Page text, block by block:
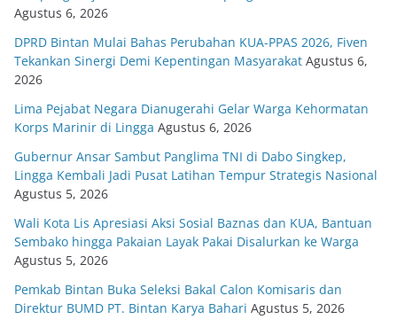
Agustus 6, 2026
DPRD Bintan Mulai Bahas Perubahan KUA-PPAS 2026, Fiven
Tekankan Sinergi Demi Kepentingan Masyarakat Agustus 6,
2026
Lima Pejabat Negara Dianugerahi Gelar Warga Kehormatan
Korps Marinir di Lingga Agustus 6, 2026
Gubernur Ansar Sambut Panglima TNI di Dabo Singkep,
Lingga Kembali Jadi Pusat Latihan Tempur Strategis Nasional
Agustus 5, 2026
Wali Kota Lis Apresiasi Aksi Sosial Baznas dan KUA, Bantuan
Sembako hingga Pakaian Layak Pakai Disalurkan ke Warga
Agustus 5, 2026
Pemkab Bintan Buka Seleksi Bakal Calon Komisaris dan
Direktur BUMD PT. Bintan Karya Bahari Agustus 5, 2026